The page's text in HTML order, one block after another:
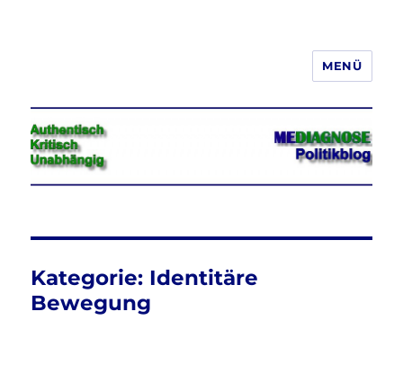
Jeder hat das Recht, seine
Meinung in Wort, Schrift und Bild
frei zu äußern und zu verbreiten
MENÜ
Kategorie: Identitäre
Bewegung